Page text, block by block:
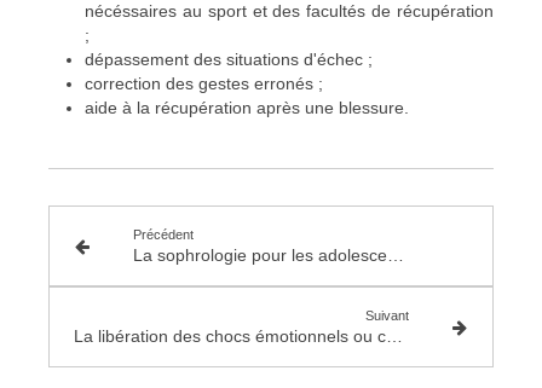
nécéssaires au sport et des facultés de récupération
;
dépassement des situations d'échec ;
correction des gestes erronés ;
aide à la récupération après une blessure.
Précédent
Suivant